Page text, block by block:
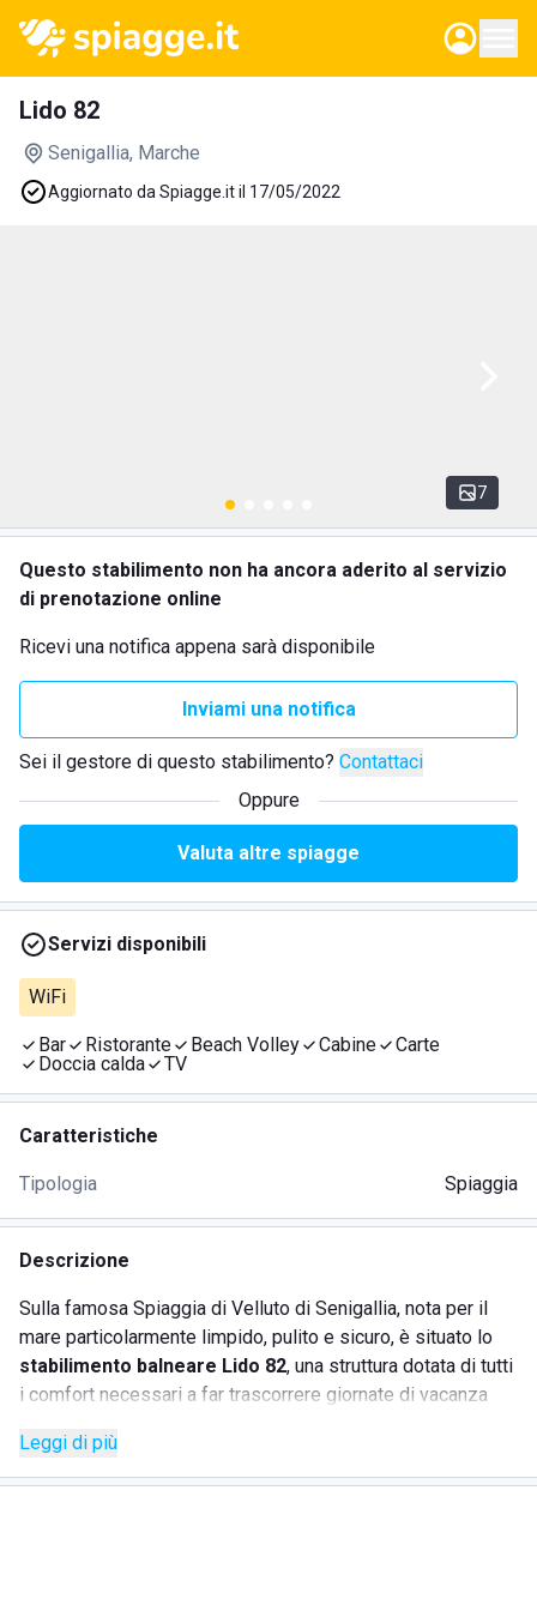
Lido 82
Senigallia, Marche
Aggiornato da Spiagge.it il 17/05/2022
7
Questo stabilimento non ha ancora aderito al servizio
di prenotazione online
Ricevi una notifica appena sarà disponibile
Inviami una notifica
Sei il gestore di questo stabilimento? Contattaci
Oppure
Valuta altre spiagge
Servizi disponibili
WiFi
Bar Ristorante Beach Volley Cabine
Carte
Doccia calda
TV
Caratteristiche
Tipologia Spiaggia
Descrizione
Sulla famosa Spiaggia di Velluto di Senigallia, nota per il
mare particolarmente limpido, pulito e sicuro, è situato lo
stabilimento balneare Lido 82, una struttura dotata di tutti
i comfort necessari a far trascorrere giornate di vacanza
All'interno della struttura, aperta tutti i giorni da mattina a
sera, è possibileprenotare un lettino e un ombrellone
Leggi di più